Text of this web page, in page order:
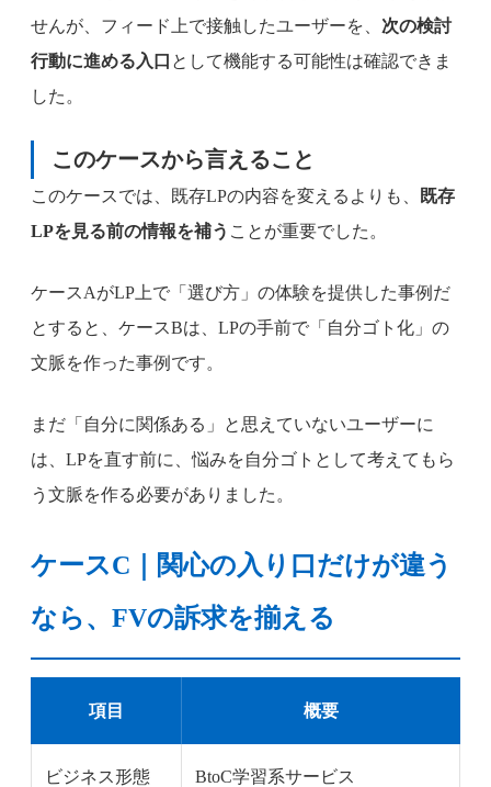
せんが、フィード上で接触したユーザーを、 次の検討
行動に進める入口 として機能する可能性は確認できま
した。
このケースから言えること
このケースでは、既存LPの内容を変えるよりも、
既存
LPを見る前の情報を補う ことが重要でした。
ケースAがLP上で「選び方」の体験を提供した事例だ
とすると、ケースBは、LPの手前で「自分ゴト化」の
文脈を作った事例です。
まだ「自分に関係ある」と思えていないユーザーに
は、LPを直す前に、悩みを自分ゴトとして考えてもら
う文脈を作る必要がありました。
ケースC｜関心の入り口だけが違う
なら、FVの訴求を揃える
項目 概要
ビジネス形態 BtoC学習系サービス